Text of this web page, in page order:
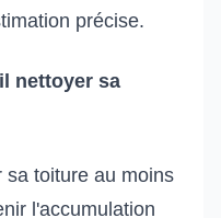
précise.
nettoyer sa
sa toiture au moins
l'accumulation